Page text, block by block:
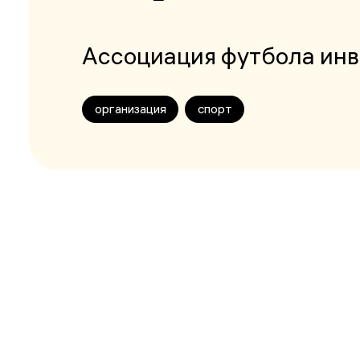
Ассоциация футбола
организация спорт